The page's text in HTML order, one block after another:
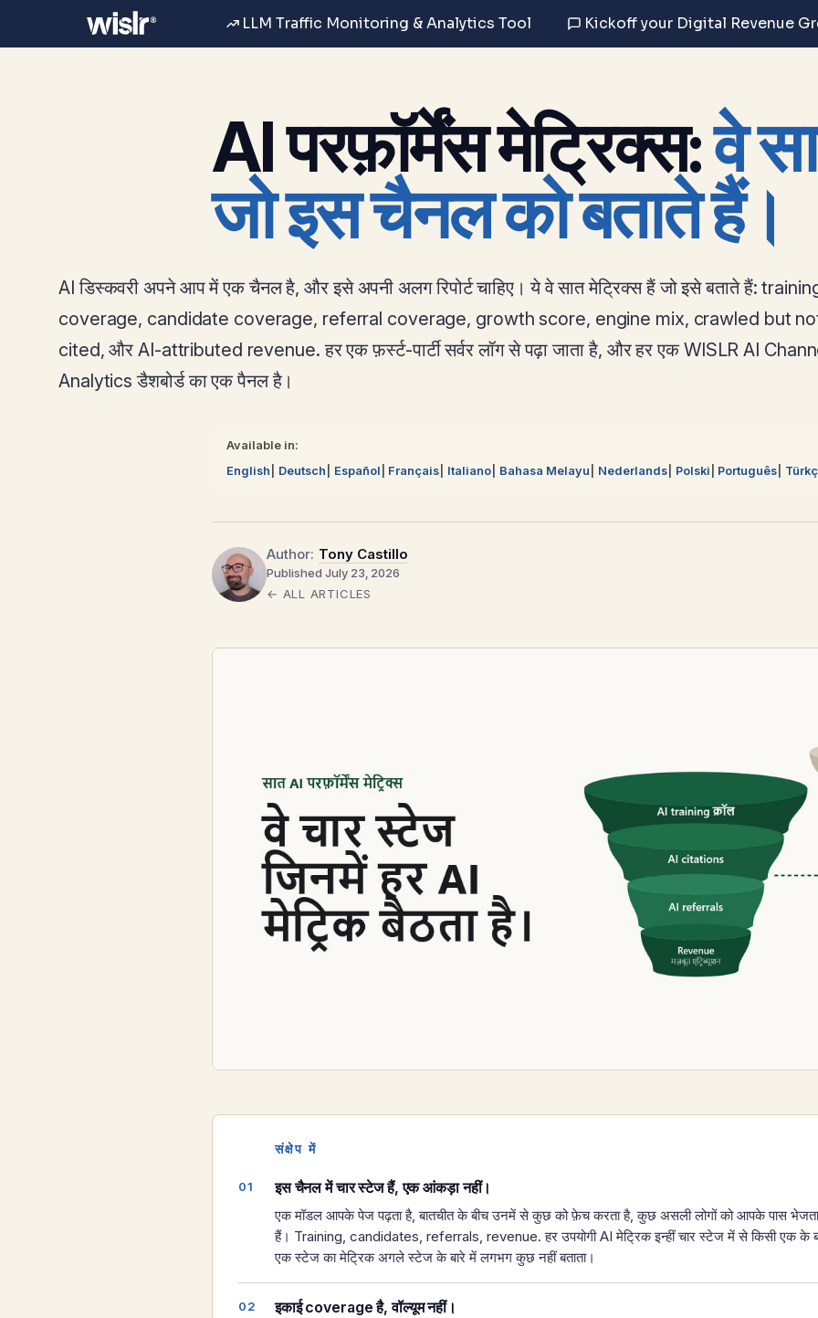
LLM Traffic Monitoring & Analytics Tool Kickoff your Digital Revenue
AI परफ़ॉर्मेंस मेट्रिक्स:वे
जो इस चैनल को बताते हैं।
AI डिस्कवरी अपने आप में एक चैनल है, और इसे अपनी अलग रिपोर्ट चाहिए। ये वे सात मेट्रिक्स हैं जो इसे बताते हैं:
coverage, candidate coverage, referral coverage, growth score, engine mix, crawled but
cited, और AI-attributed revenue. हर एक फ़र्स्ट-पार्टी सर्वर लॉग से पढ़ा जाता है, और हर एक WISLR AI
Analytics डैशबोर्ड का एक पैनल है।
Available in:
English
Deutsch Español Français Italiano Bahasa Melayu Nederlands Polski Português
Author: Tony Castillo
Published July 23, 2026
← ALL ARTICLES
संक्षेप में
इस चैनल में चार स्टेज हैं, एक आंकड़ा नहीं।
एक मॉडल आपके पेज पढ़ता है, बातचीत के बीच उनमें से कुछ को फ़ेच करता है, कुछ असली लोगों को आपके पास
हैं। Training, candidates, referrals, revenue. हर उपयोगी AI मेट्रिक इन्हीं चार स्टेज में से किसी एक के
एक स्टेज का मेट्रिक अगले स्टेज के बारे में लगभग कुछ नहीं बताता।
इकाई coverage है, वॉल्यूम नहीं।